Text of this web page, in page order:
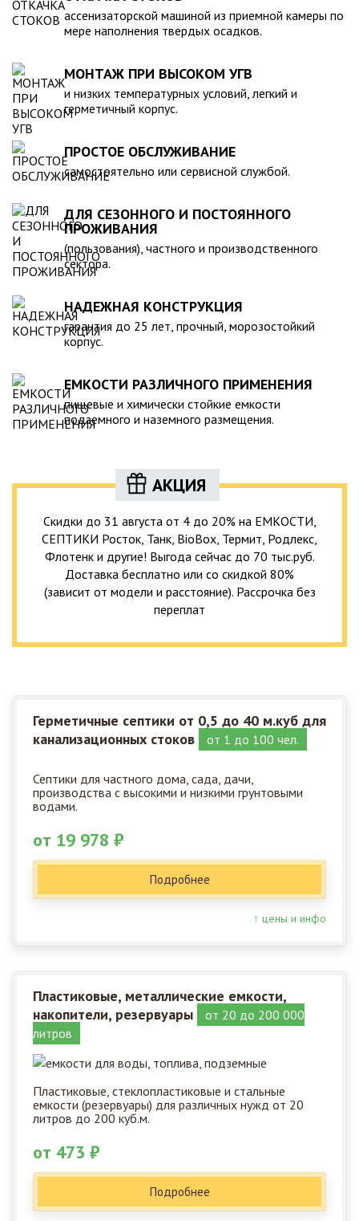
компанией, произведена в полном соответствии с
действующими стандартами и полностью безопасна в
экологическом отношении.
ассенизаторской машиной из приемной камеры по
мере наполнения твердых осадков.
МОНТАЖ ПРИ ВЫСОКОМ УГВ
и низких температурных условий, легкий и
герметичный корпус.
ПРОСТОЕ ОБСЛУЖИВАНИЕ
самостоятельно или сервисной службой.
ДЛЯ СЕЗОННОГО И ПОСТОЯННОГО
ПРОЖИВАНИЯ
(пользования), частного и производственного
сектора.
НАДЕЖНАЯ КОНСТРУКЦИЯ
гарантия до 25 лет, прочный, морозостойкий
корпус.
ЕМКОСТИ РАЗЛИЧНОГО ПРИМЕНЕНИЯ
пищевые и химически стойкие емкости
подземного и наземного размещения.
АКЦИЯ
Скидки до 31 августа от 4 до 20% на ЕМКОСТИ,
СЕПТИКИ Росток, Танк, BioBox, Термит, Родлекс,
Флотенк и другие! Выгода сейчас до 70 тыс.руб.
Доставка бесплатно или со скидкой 80%
(зависит от модели и расстояние). Рассрочка без
переплат
Герметичные септики от 0,5 до 40 м.куб для
канализационных стоков
от 1 до 100 чел.
Септики для частного дома, сада, дачи,
производства с высокими и низкими грунтовыми
водами.
от 19 978 ₽
Подробнее
↑ цены и инфо
Пластиковые, металлические емкости,
накопители, резервуары
от 20 до 200 000
литров
Пластиковые, стеклопластиковые и стальные
емкости (резервуары) для различных нужд от 20
литров до 200 куб.м.
от 473 ₽
Подробнее